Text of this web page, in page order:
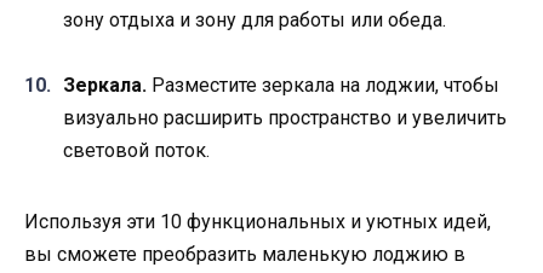
зону отдыха и зону для работы или обеда.
Зеркала. Разместите зеркала на лоджии, чтобы
визуально расширить пространство и увеличить
световой поток.
Используя эти 10 функциональных и уютных идей,
вы сможете преобразить маленькую лоджию в